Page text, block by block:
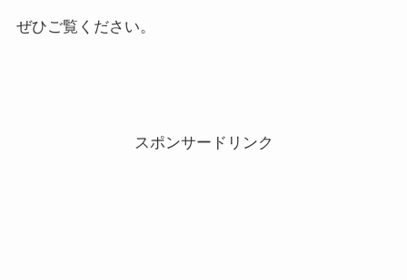
ぜひご覧ください。
スポンサードリンク